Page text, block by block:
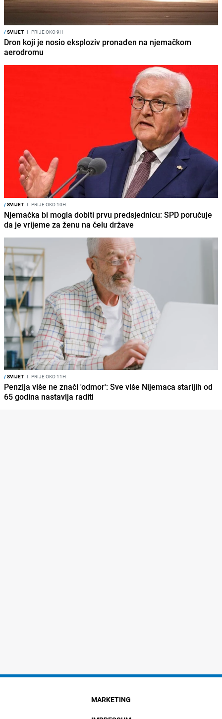
/SVIJET I PRIJE OKO 9H
Dron koji je nosio eksploziv pronađen na njemačkom
aerodromu
/SVIJET I PRIJE OKO 10H
Njemačka bi mogla dobiti prvu predsjednicu: SPD poručuje
da je vrijeme za ženu na čelu države
/SVIJET I PRIJE OKO 11H
Penzija više ne znači 'odmor': Sve više Nijemaca starijih od
65 godina nastavlja raditi
MARKETING